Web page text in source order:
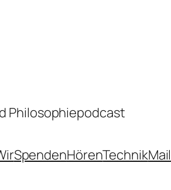
Philosophiepodcast
SpendenHörenTechnikMail